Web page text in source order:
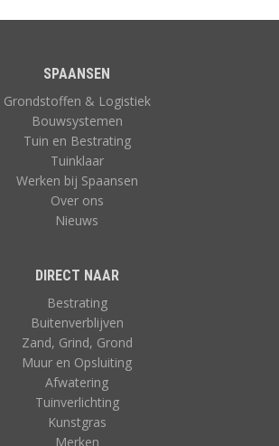
SPAANSEN
Grondstoffen & Logistiek
Bouwsystemen
Tuin en Bestrating
Tuinklaar
Werken bij Spaansen
Over ons
Nieuws
DIRECT NAAR
Bestrating
Buitenverblijven
Zand, Grind, Grond
Muur en Opsluiting
Afwatering
Tuinverlichting
Kunstgras
Merken